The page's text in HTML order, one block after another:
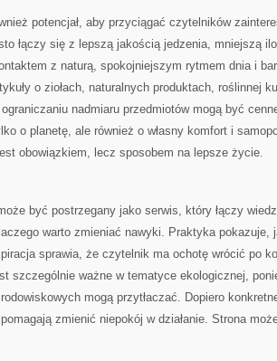
potencjał, aby przyciągać czytelników
łączy się z lepszą jakością jedzenia, mniejszą
z naturą, spokojniejszym rytmem dnia i
o ziołach, naturalnych produktach, roślinnej
nadmiaru przedmiotów mogą być
o planetę, ale również o własny komfort i
obowiązkiem, lecz sposobem na lepsze życie.
być postrzegany jako serwis, który łączy
warto zmieniać nawyki. Praktyka pokazuje,
sprawia, że czytelnik ma ochotę wrócić po
szczególnie ważne w tematyce ekologicznej,
mogą przytłaczać. Dopiero
zmienić niepokój w działanie. Strona